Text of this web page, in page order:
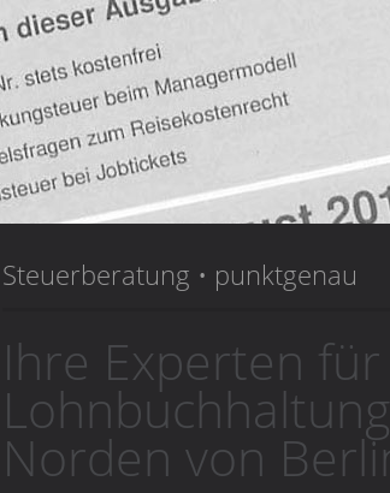
Steuerberatung • punktgenau
Ihre Experten
Norden von